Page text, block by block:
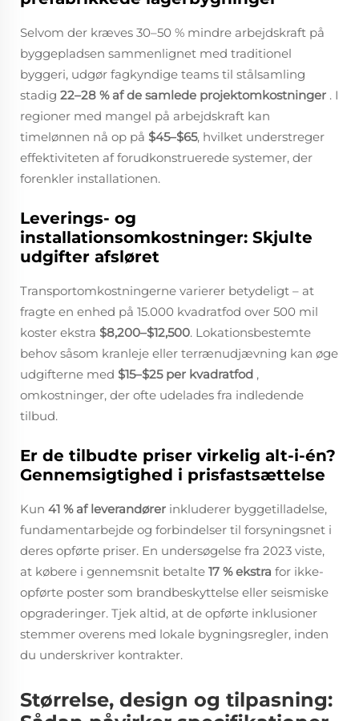
Selvom der kræves 30–50 % mindre arbejdskraft på
byggepladsen sammenlignet med traditionel
byggeri, udgør fagkyndige teams til stålsamling
stadig 22–28 % af de samlede projektomkostninger . I
regioner med mangel på arbejdskraft kan
timelønnen nå op på $45–$65, hvilket understreger
effektiviteten af forudkonstruerede systemer, der
forenkler installationen.
Leverings- og
installationsomkostninger: Skjulte
udgifter afsløret
Transportomkostningerne varierer betydeligt – at
fragte en enhed på 15.000 kvadratfod over 500 mil
koster ekstra $8,200–$12,500. Lokationsbestemte
behov såsom kranleje eller terrænudjævning kan øge
udgifterne med $15–$25 per kvadratfod ,
omkostninger, der ofte udelades fra indledende
tilbud.
Er de tilbudte priser virkelig alt-i-én?
Gennemsigtighed i prisfastsættelse
Kun 41 % af leverandører inkluderer byggetilladelse,
fundamentarbejde og forbindelser til forsyningsnet i
deres opførte priser. En undersøgelse fra 2023 viste,
at købere i gennemsnit betalte 17 % ekstra for ikke-
opførte poster som brandbeskyttelse eller seismiske
opgraderinger. Tjek altid, at de opførte inklusioner
stemmer overens med lokale bygningsregler, inden
du underskriver kontrakter.
Størrelse, design og tilpasning: